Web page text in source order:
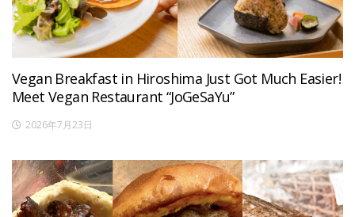
Vegan Breakfast in Hiroshima Just Got Much Easier!
Meet Vegan Restaurant “JoGeSaYu”
2026年7月23日